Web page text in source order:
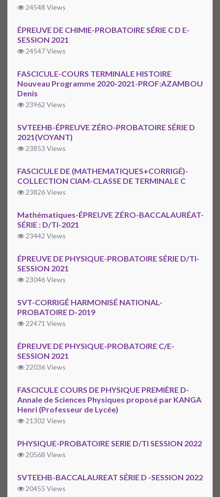
24548 Views
ÉPREUVE DE CHIMIE-PROBATOIRE SÉRIE C D E-
SESSION 2021
24547 Views
FASCICULE-COURS TERMINALE HISTOIRE
Nouveau Programme 2020-2021-PROF:AZAMBOU
Denis
23962 Views
SVTEEHB-ÉPREUVE ZÉRO-PROBATOIRE SÉRIE D
2021(VOYANT)
23853 Views
FASCICULE DE (MATHEMATIQUES+CORRIGÉ)-
COLLECTION CIAM-CLASSE DE TERMINALE C
23826 Views
Mathématiques-ÉPREUVE ZÉRO-BACCALAURÉAT-
SÉRIE : D/TI-2021
23442 Views
ÉPREUVE DE PHYSIQUE-PROBATOIRE SÉRIE D/TI-
SESSION 2021
23046 Views
SVT-CORRIGÉ HARMONISÉ NATIONAL-
PROBATOIRE D-2019
22471 Views
ÉPREUVE DE PHYSIQUE-PROBATOIRE C/E-
SESSION 2021
22036 Views
FASCICULE COURS DE PHYSIQUE PREMIÈRE D-
Annale de Sciences Physiques proposé par KANGA
Henri (Professeur de Lycée)
21302 Views
PHYSIQUE-PROBATOIRE SERIE D/TI SESSION 2022
20568 Views
SVTEEHB-BACCALAUREAT SÉRIE D -SESSION 2022
20455 Views